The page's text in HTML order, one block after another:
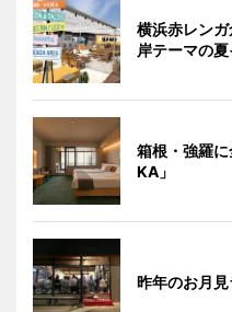
横浜赤レン
岸テーマの
箱根・強羅
KA」
昨年のお月